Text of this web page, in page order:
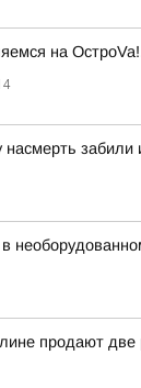
на
забили
продают две